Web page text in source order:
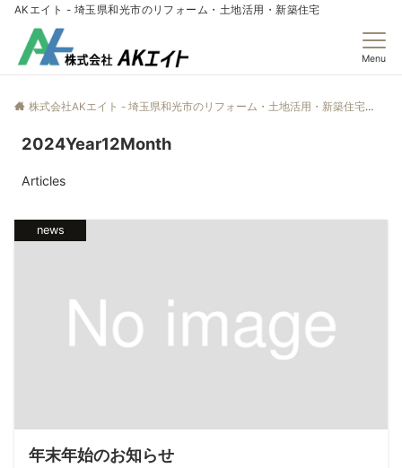
AKエイト - 埼玉県和光市のリフォーム・土地活用・新築住宅
Menu
株式会社AKエイト - 埼玉県和光市のリフォーム・土地活用・新築住宅
2024Year12Month
Articles
news
年末年始のお知らせ